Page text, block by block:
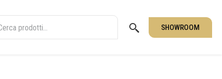
SHOWROOM